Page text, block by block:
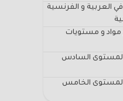
في العربية و الفرنسية
مواد و مستويات
المستوى السادس
المستوى الخامس